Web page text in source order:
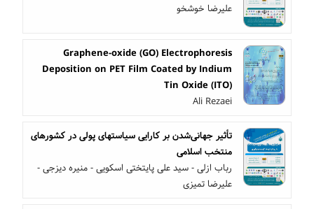
علیرضا خوشخو
Graphene-oxide (GO) Electrophoresis
Deposition on PET Film Coated by Indium
Tin Oxide (ITO)
Ali Rezaei
تأثیر جهانی‌شدن بر کارایی سیاستهای پولی در کشورهای
منتخب اسلامی
رباب ازلی - سید علی پایتختی اسکویی - منیره دیزجی -
علیرضا تمیزی